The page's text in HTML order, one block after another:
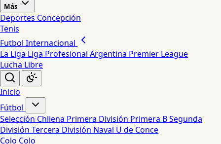
Más
Deportes Concepción
Tenis
Futbol Internacional
La Liga Liga Profesional Argentina Premier League
Lucha Libre
Inicio
Fútbol
Selección Chilena Primera División Primera BSegunda
División Tercera División Naval U de Conce
Colo Colo